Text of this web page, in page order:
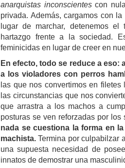
anarquistas inconscientescon
privada. Además, cargamos con
lugar de marchar, detenemos
hartazgo frente a la sociedad.
feminicidas en lugar de creer en
En efecto, todo se reduce a
a los violadores con perros
las que nos convertimos en
las circunstancias que nos
que arrastra a los machos a
posturas se ven reforzadas por
nada se cuestiona la forma en
machista. Termina por culpabilzar
una supuesta necesidad de
innatos de demostrar una